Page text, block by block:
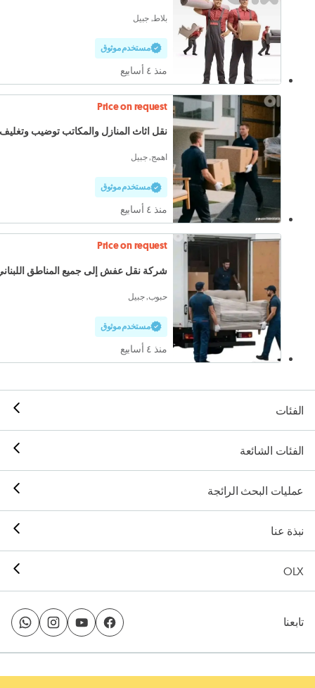
بلاط, جبيل
مستخدم موثوق
منذ ٤ أسابيع
Price on request
نقل اثاث المنازل والمكاتب توضيب
اهمج, جبيل
مستخدم موثوق
منذ ٤ أسابيع
Price on request
شركة نقل عفش إلى جميع المناطق
حبوب, جبيل
مستخدم موثوق
منذ ٤ أسابيع
الفئات
الفئات الشائعة
عمليات البحث الرائجة
نبذة عنا
OLX
تابعنا